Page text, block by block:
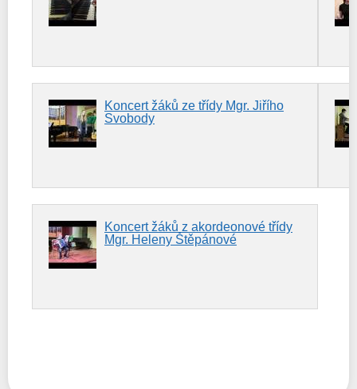
Koncert žáků ze třídy Mgr. Jiřího
Svobody
Koncert žáků z akordeonové třídy
Mgr. Heleny Štěpánové